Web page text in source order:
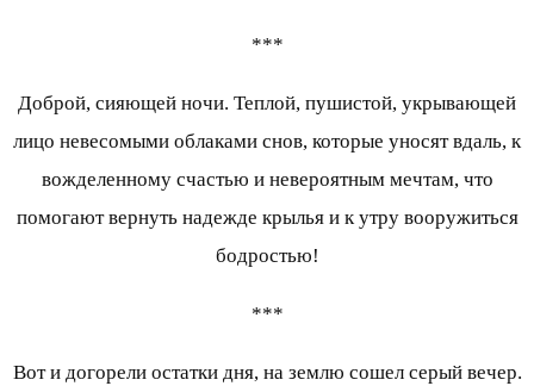
***
Доброй, сияющей ночи. Теплой, пушистой, укрывающей
лицо невесомыми облаками снов, которые уносят вдаль, к
вожделенному счастью и невероятным мечтам, что
помогают вернуть надежде крылья и к утру вооружиться
бодростью!
***
Вот и догорели остатки дня, на землю сошел серый вечер.